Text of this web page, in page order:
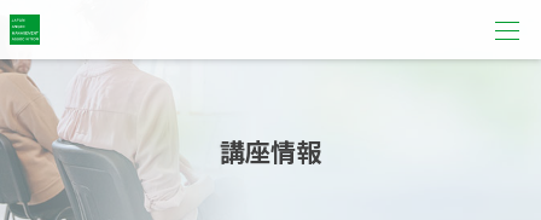
講座情報